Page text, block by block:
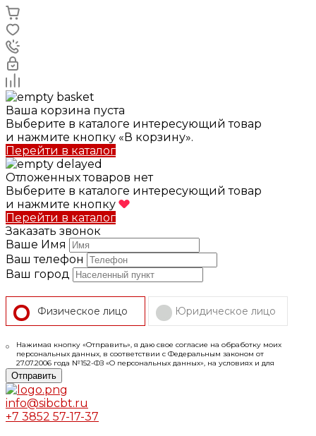
Ваша корзина пуста
Выберите в каталоге интересующий товар
и нажмите кнопку «В корзину».
Перейти в каталог
Отложенных товаров нет
Выберите в каталоге интересующий товар
и нажмите кнопку
Перейти в каталог
Заказать звонок
Ваше Имя
Ваш телефон
Ваш город
Физическое лицо Юридическое лицо
Нажимая кнопку «Отправить», я даю свое согласие на обработку моих
персональных данных, в соответствии с Федеральным законом от
27.07.2006 года №152-ФЗ «О персональных данных», на условиях и для
целей, определенных в
Политике конфиденциальности
Отправить
info@sibcbt.ru
+7 3852 57-17-37